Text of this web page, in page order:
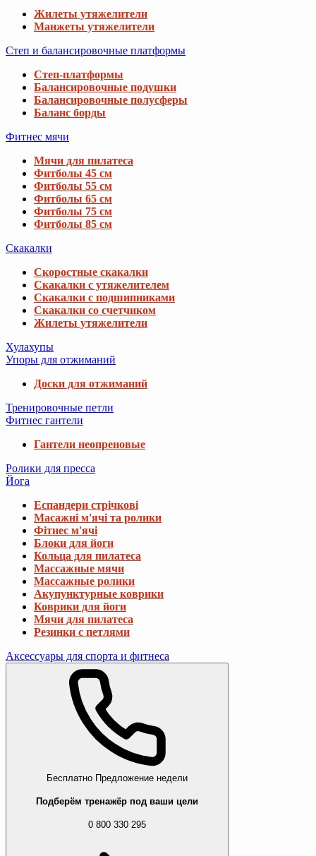
Жилеты утяжелители
Манжеты утяжелители
Степ и балансировочные платформы
Степ-платформы
Балансировочные подушки
Балансировочные полусферы
Баланс борды
Фитнес мячи
Мячи для пилатеса
Фитболы 45 см
Фитболы 55 см
Фитболы 65 см
Фитболы 75 см
Фитболы 85 см
Скакалки
Скоростные скакалки
Скакалки с утяжелителем
Скакалки с подшипниками
Скакалки со счетчиком
Жилеты утяжелители
Хулахупы
Упоры для отжиманий
Доски для отжиманий
Тренировочные петли
Фитнес гантели
Гантели неопреновые
Ролики для пресса
Йога
Еспандери стрічкові
Масажні м'ячі та ролики
Фітнес м'ячі
Блоки для йоги
Кольца для пилатеса
Массажные мячи
Массажные ролики
Акупунктурные коврики
Коврики для йоги
Мячи для пилатеса
Резинки с петлями
Аксессуары для спорта и фитнеса
Бесплатно Предложение недели
Подберём тренажёр под ваши цели
0 800 330 295